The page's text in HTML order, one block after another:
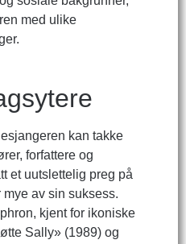
med ulike
kan takke
forfattere og
et uutslettelig preg på
av sin suksess.
kjent for ikoniske
Sally» (1989) og